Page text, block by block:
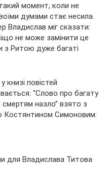
момент, коли не
думами стає несила.
Владислав міг сказати:
не може замінити це
з Ритою дуже багаті
книзі повістей
“Слово про багату
смертям назло” взято з
Костянтином Симоновим:
для Владислава Титова